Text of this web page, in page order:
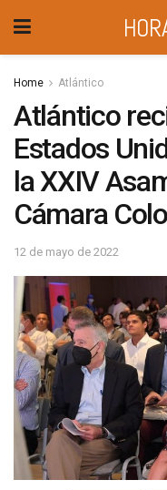
Home Atlántico
Atlántico
Estados
la XXIV
Cámara
12 de mayo de 2022